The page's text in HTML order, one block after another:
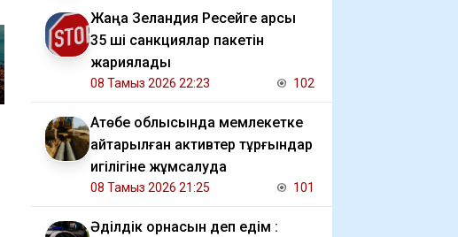
Жаңа Зеландия Ресейге қарсы
35 ші санкциялар пакетін
жариялады
08 Тамыз 2026 22:23 102
​Ақтөбе облысында мемлекетке
қайтарылған активтер тұрғындар
игілігіне жұмсалуда
08 Тамыз 2026 21:25 101
Әділдік орнасын деп едім :